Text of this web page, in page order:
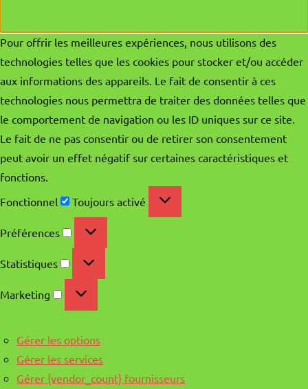
Pour offrir les meilleures expériences, nous utilisons des
technologies telles que les cookies pour stocker et/ou accéder
aux informations des appareils. Le fait de consentir à ces
technologies nous permettra de traiter des données telles que
le comportement de navigation ou les ID uniques sur ce site.
Le fait de ne pas consentir ou de retirer son consentement
peut avoir un effet négatif sur certaines caractéristiques et
fonctions.
Fonctionnel
Fonctionnel
Toujours activé
Préférences Préférences
Statistiques Statistiques
Marketing Marketing
Gérer les options
Gérer les services
Gérer {vendor_count} fournisseurs